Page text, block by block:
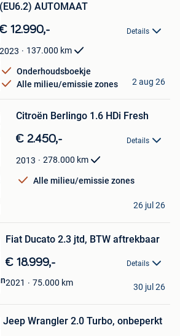
(EU6.2) AUTOMAAT
€ 12.990,- Details
2023 137.000 km
Onderhoudsboekje
Alle milieu/emissie zones
2 aug 26
Citroën Berlingo 1.6 HDi Fresh
€ 2.450,- Details
2013 278.000 km
Alle milieu/emissie zones
26 jul 26
Fiat Ducato 2.3 jtd, BTW aftrekbaar
€ 18.999,- Details
2021 75.000 km 30 jul 26
Jeep Wrangler 2.0 Turbo, onbeperkt